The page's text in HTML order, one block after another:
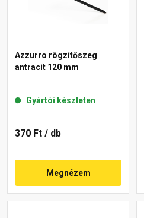
Azzurro rögzítőszeg
antracit 120 mm
Gyártói készleten
370 Ft / db
Megnézem